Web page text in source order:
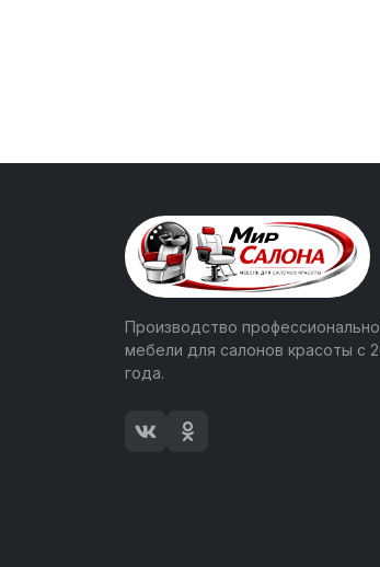
Производство
мебели для салонов красоты с
года.